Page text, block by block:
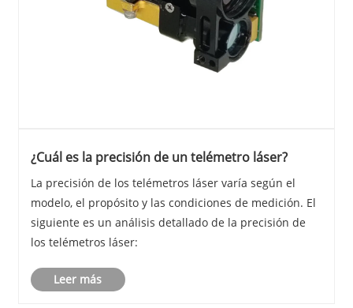
¿Cuál es la precisión de un telémetro láser?
La precisión de los telémetros láser varía según el
modelo, el propósito y las condiciones de medición. El
siguiente es un análisis detallado de la precisión de
los telémetros láser:
Leer más